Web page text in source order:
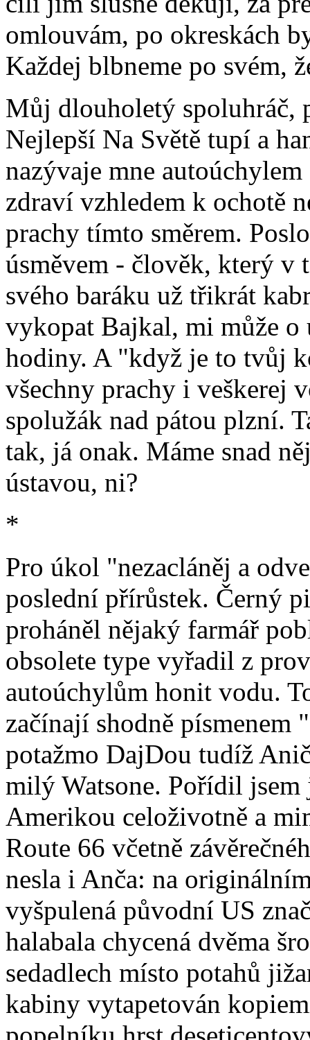
omlouvám, po okreskách
Každej blbneme po svém,
Můj dlouholetý spoluhráč,
Nejlepší Na Světě tupí a
nazývaje mne
zdraví vzhledem k ochotě
prachy tímto směrem.
úsměvem - člověk, který v
svého baráku už třikrát
vykopat Bajkal, mi může
hodiny. A "když je to tvůj
všechny prachy i veškerej
spolužák nad pátou plzní.
tak, já onak. Máme snad
ústavou, ni?
*
Pro úkol "nezacláněj a
poslední přírůstek. Černý
proháněl nějaký farmář
obsolete type vyřadil z
autoúchylům honit vodu.
začínají shodně písmenem
potažmo DajDou tudíž
milý Watsone. Pořídil
Amerikou celoživotně a
Route 66 včetně
nesla i Anča: na
vyšpulená původní US
halabala chycená dvěma
sedadlech místo potahů
kabiny vytapetován